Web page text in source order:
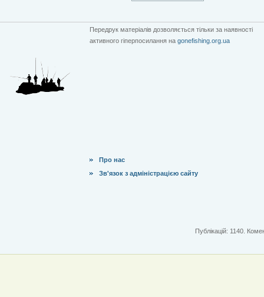
Передрук матеріалів дозволяється тільки за наявності
активного гіперпосилання на gonefishing.org.ua
Про нас
Зв'язок з адміністрацією сайту
Публікацій: 1140.